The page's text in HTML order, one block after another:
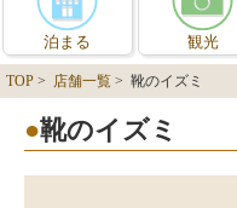
泊まる 観光
TOP > 店舗一覧 > 靴のイズミ
靴のイズミ